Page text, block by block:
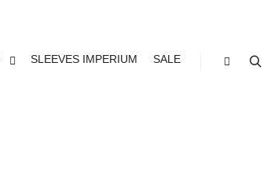
SLEEVES IMPERIUM SALE